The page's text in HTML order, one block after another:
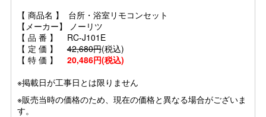
【 商品名 】 台所・浴室リモコンセット
【メーカー】 ノーリツ
【 品 番 】 RC-J101E
【 定 価 】 42,680円(税込)
【 特 価 】 20,486円(税込)
※掲載日が工事日とは限りません
※販売当時の価格のため、現在の価格と異なる場合がございま
す。